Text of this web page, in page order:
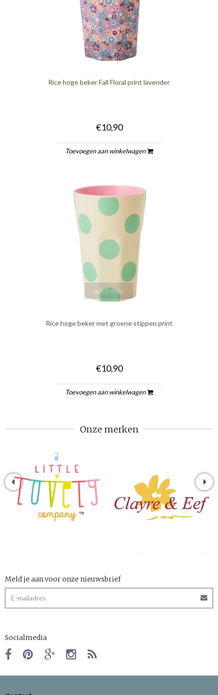
quickshop
Rice hoge beker Fall Floral print lavender
€10,90
Toevoegen aan winkelwagen
quickshop
Rice hoge beker met groene stippen print
€10,90
Toevoegen aan winkelwagen
Onze merken
Meld je aan voor onze nieuwsbrief
Socialmedia